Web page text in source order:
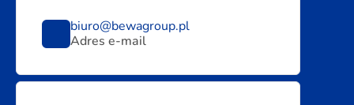
biuro@bewagroup.pl
Adres e-mail